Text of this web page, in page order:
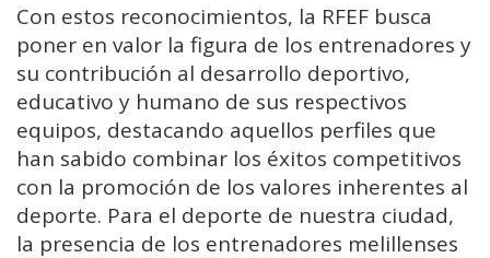
Con estos reconocimientos, la RFEF busca
poner en valor la figura de los entrenadores y
su contribución al desarrollo deportivo,
educativo y humano de sus respectivos
equipos, destacando aquellos perfiles que
han sabido combinar los éxitos competitivos
con la promoción de los valores inherentes al
deporte. Para el deporte de nuestra ciudad,
la presencia de los entrenadores melillenses